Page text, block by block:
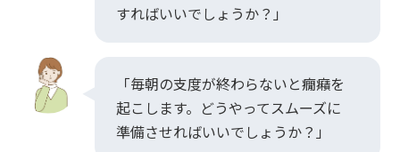
すればいいでしょうか？」
「毎朝の支度が終わらないと癇癪を
起こします。どうやってスムーズに
準備させればいいでしょうか？」